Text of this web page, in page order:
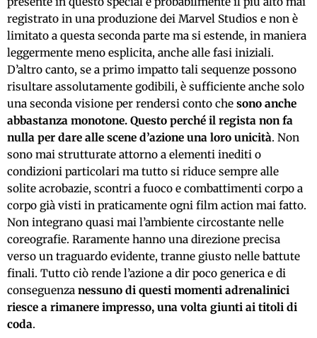
registrato in una produzione dei Marvel Studios e non è
limitato a questa seconda parte ma si estende, in maniera
leggermente meno esplicita, anche alle fasi iniziali.
D’altro canto, se a primo impatto tali sequenze possono
risultare assolutamente godibili, è sufficiente anche solo
una seconda visione per rendersi conto che sono anche
abbastanza monotone. Questo perché il regista non fa
nulla per dare alle scene d’azione una loro unicità. Non
sono mai strutturate attorno a elementi inediti o
condizioni particolari ma tutto si riduce sempre alle
solite acrobazie, scontri a fuoco e combattimenti corpo a
corpo già visti in praticamente ogni film action mai fatto.
Non integrano quasi mai l’ambiente circostante nelle
coreografie. Raramente hanno una direzione precisa
verso un traguardo evidente, tranne giusto nelle battute
finali. Tutto ciò rende l’azione a dir poco generica e di
conseguenza nessuno di questi momenti adrenalinici
riesce a rimanere impresso, una volta giunti ai titoli di
coda.